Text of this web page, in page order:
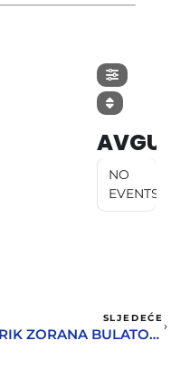
AVGUST
NO
EVENTS
SLJEDEĆE
KRIK ZORANA BULATOVIĆA